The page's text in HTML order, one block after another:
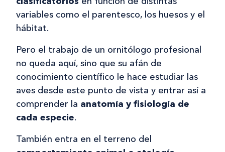
variables como el parentesco, los huesos y el
hábitat.
Pero el trabajo de un ornitólogo profesional
no queda aquí, sino que su afán de
conocimiento científico le hace estudiar las
aves desde este punto de vista y entrar así a
comprender la anatomía y fisiología de
cada especie.
También entra en el terreno del